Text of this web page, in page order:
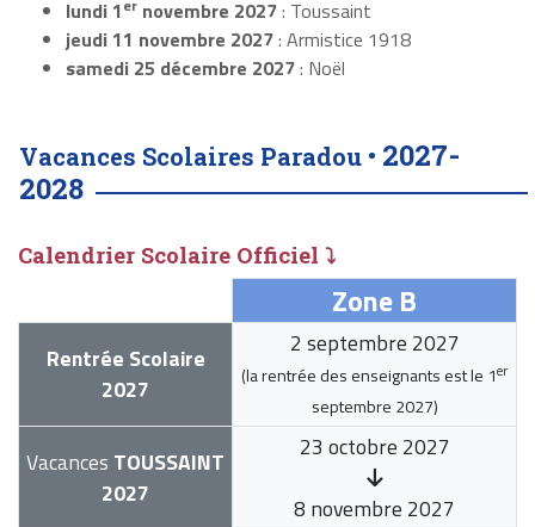
lundi 1er novembre 2027: Toussaint
jeudi 11 novembre 2027: Armistice 1918
samedi 25 décembre 2027: Noël
Vacances Scolaires Paradou • 2027-
2028
Calendrier Scolaire Officiel ⤵
Zone B
Rentrée Scolaire
2027
2 septembre 2027
(la rentrée des enseignants est le 1er
septembre 2027)
Vacances TOUSSAINT
2027
23 octobre 2027
8 novembre 2027